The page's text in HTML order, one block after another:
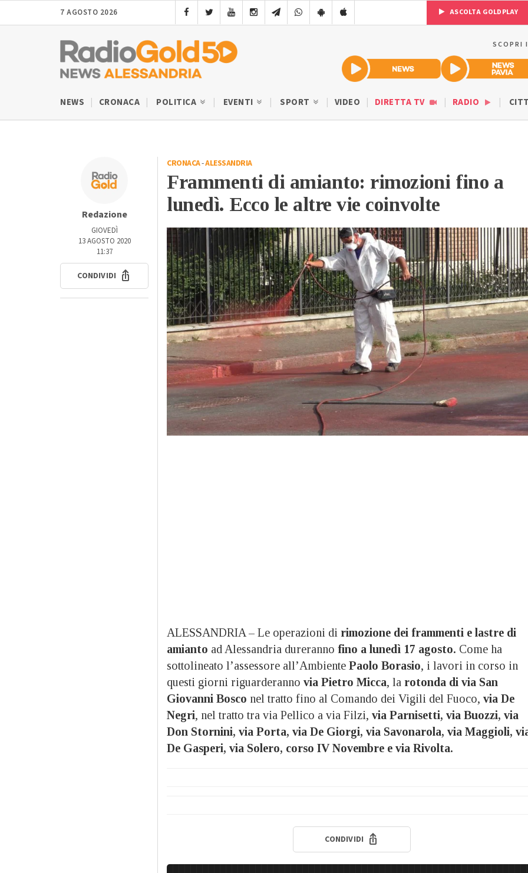
7 AGOSTO 2026 ASCOLTA GOLDPLAY
SCOPRI
NEWS CRONACA POLITICA EVENTI SPORT VIDEO DIRETTA TV RADIO
Redazione
GIOVEDÌ
13 AGOSTO 2020
11:37
CONDIVIDI
CRONACA-ALESSANDRIA
Frammenti di amianto: rimozioni fino a
lunedì. Ecco le altre vie coinvolte
ALESSANDRIA – Le operazioni di rimozione dei frammenti e lastre di
amianto ad Alessandria dureranno fino a lunedì 17 agosto. Come ha
sottolineato l’assessore all’Ambiente Paolo Borasio, i lavori in corso in
questi giorni riguarderanno via Pietro Micca, la rotonda di via San
Giovanni Bosco nel tratto fino al Comando dei Vigili del Fuoco, via De
Negri, nel tratto tra via Pellico a via Filzi, via Parnisetti, via Buozzi, via
Don Stornini, via Porta, via De Giorgi, via Savonarola, via Maggioli,
De Gasperi, via Solero, corso IV Novembre e via Rivolta.
CONDIVIDI